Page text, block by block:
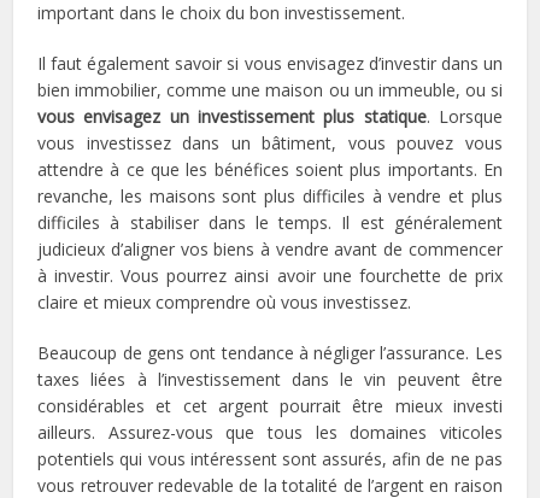
important dans le choix du bon investissement.
Il faut également savoir si vous envisagez d’investir dans un
bien immobilier, comme une maison ou un immeuble, ou si
vous envisagez un investissement plus statique. Lorsque
vous investissez dans un bâtiment, vous pouvez vous
attendre à ce que les bénéfices soient plus importants. En
revanche, les maisons sont plus difficiles à vendre et plus
difficiles à stabiliser dans le temps. Il est généralement
judicieux d’aligner vos biens à vendre avant de commencer
à investir. Vous pourrez ainsi avoir une fourchette de prix
claire et mieux comprendre où vous investissez.
Beaucoup de gens ont tendance à négliger l’assurance. Les
taxes liées à l’investissement dans le vin peuvent être
considérables et cet argent pourrait être mieux investi
ailleurs. Assurez-vous que tous les domaines viticoles
potentiels qui vous intéressent sont assurés, afin de ne pas
vous retrouver redevable de la totalité de l’argent en raison